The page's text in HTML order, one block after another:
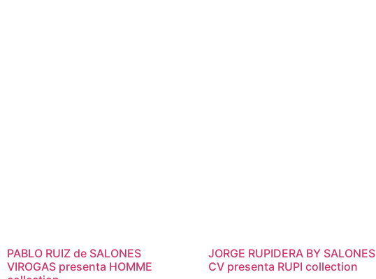
PABLO RUIZ de SALONES
VIROGAS presenta HOMME
JORGE RUPIDERA BY SALONES
CV presenta RUPI collection